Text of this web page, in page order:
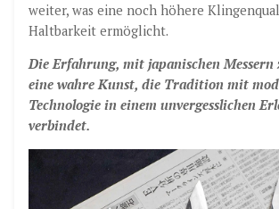
weiter, was eine noch höhere
Haltbarkeit ermöglicht.
Die Erfahrung, mit japanischen Messern
eine wahre Kunst, die Tradition mit
Technologie in einem unvergesslichen
verbindet.